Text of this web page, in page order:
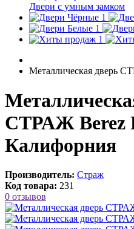
Двери с умным замком
Металлическая дверь
СТРАЖ Berez
Калифорния
Производитель: Страж
Код товара: 231
0 отзывов